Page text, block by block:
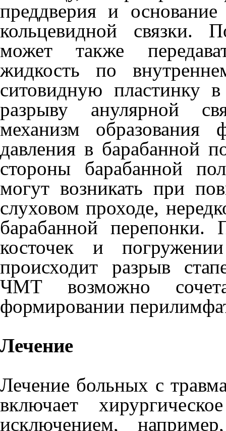
преддве­рия и
кольцевидной связки.
может также
жидкость по
ситовидную пластинку
разрыву анулярной
механизм образования
давления в барабан­ной
стороны ба­рабанной
могут возникать при
слуховом проходе,
барабанной
косточек и
происходит разрыв
ЧМТ возможно
формировании
Лечение
Лечение больных с
включает
исключением,